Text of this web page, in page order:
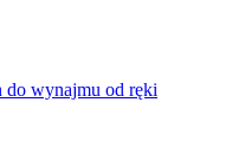
do wynajmu od ręki